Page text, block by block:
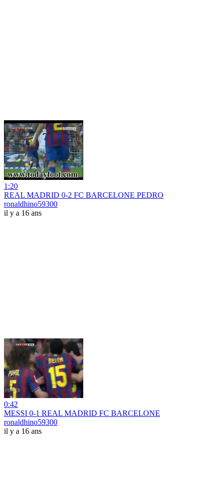
1:20
REAL MADRID 0-2 FC BARCELONE PEDRO
ronaldhino59300
il y a 16 ans
0:42
MESSI 0-1 REAL MADRID FC BARCELONE
ronaldhino59300
il y a 16 ans